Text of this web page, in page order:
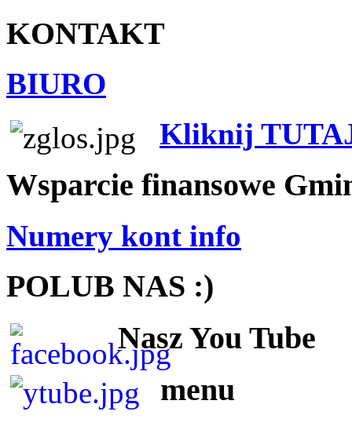
KONTAKT
BIURO
Kliknij
Wsparcie finansowe
Numery kont info
POLUB NAS :)
Nasz You Tube
menu